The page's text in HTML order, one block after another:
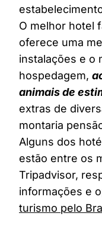
O melhor hotel
oferece uma
instalações e o
hospedagem,
animais de
extras de
montaria
Alguns dos
estão entre os
Tripadvisor,
informações e
turismo pelo